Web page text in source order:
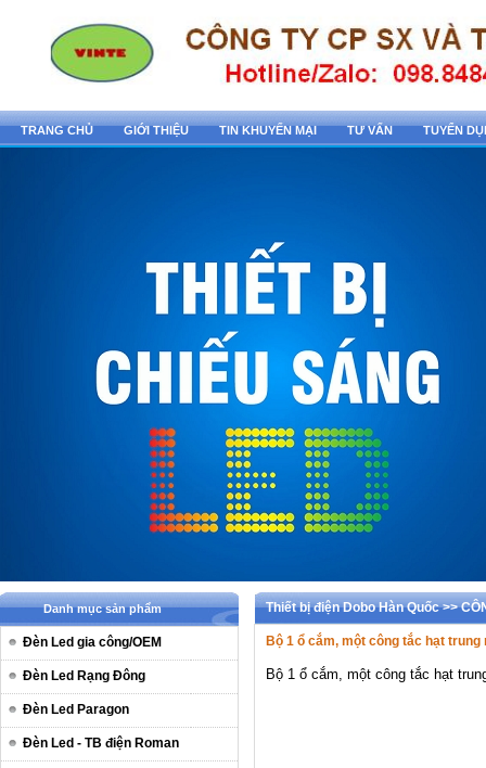
TRANG CHỦ GIỚI THIỆU TIN KHUYẾN MẠI TƯ VẤN TUYỂN
Danh mục sản phẩm
Đèn Led gia công/OEM
Đèn Led Rạng Đông
Đèn Led Paragon
Đèn Led - TB điện Roman
Thiết bị điện Dobo Hàn Quốc >>
Bộ 1 ổ cắm, một công tắc hạt
Bộ 1 ổ cắm, một công tắc hạt